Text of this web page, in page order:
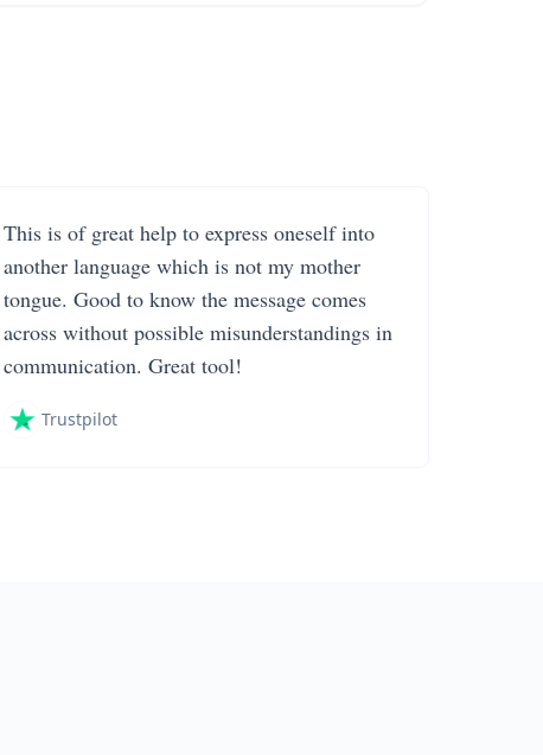
This is of great help to express oneself into
another language which is not my mother
tongue. Good to know the message comes
across without possible misunderstandings in
communication. Great tool!
Trustpilot